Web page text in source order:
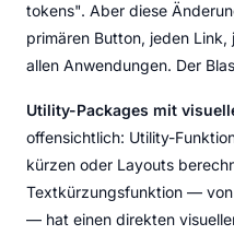
tokens". Aber diese
primären Button, jeden
allen Anwendungen. Der
Utility-Packages mit
offensichtlich: Utility-
kürzen oder Layouts
Textkürzungsfunktion —
— hat einen direkten